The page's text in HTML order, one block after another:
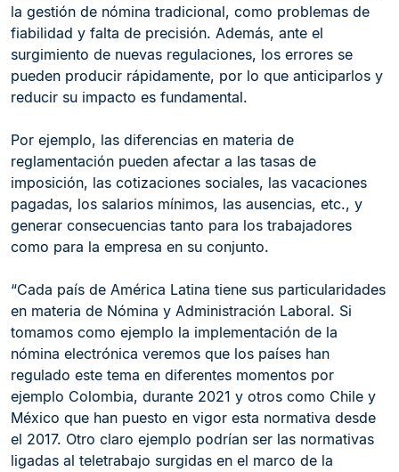
la gestión de nómina tradicional, como problemas de
fiabilidad y falta de precisión. Además, ante el
surgimiento de nuevas regulaciones, los errores se
pueden producir rápidamente, por lo que anticiparlos y
reducir su impacto es fundamental.
Por ejemplo, las diferencias en materia de
reglamentación pueden afectar a las tasas de
imposición, las cotizaciones sociales, las vacaciones
pagadas, los salarios mínimos, las ausencias, etc., y
generar consecuencias tanto para los trabajadores
como para la empresa en su conjunto.
“Cada país de América Latina tiene sus particularidades
en materia de Nómina y Administración Laboral. Si
tomamos como ejemplo la implementación de la
nómina electrónica veremos que los países han
regulado este tema en diferentes momentos por
ejemplo Colombia, durante 2021 y otros como Chile y
México que han puesto en vigor esta normativa desde
el 2017. Otro claro ejemplo podrían ser las normativas
ligadas al teletrabajo surgidas en el marco de la